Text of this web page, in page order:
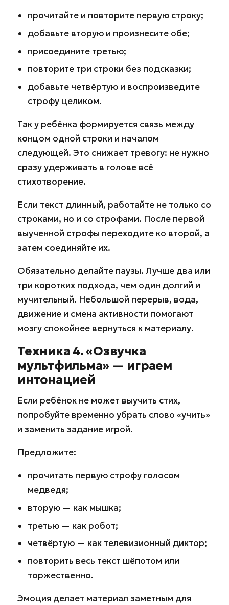
прочитайте и повторите первую строку;
добавьте вторую и произнесите обе;
присоедините третью;
повторите три строки без подсказки;
добавьте четвёртую и воспроизведите
строфу целиком.
Так у ребёнка формируется связь между
концом одной строки и началом
следующей. Это снижает тревогу: не нужно
сразу удерживать в голове всё
стихотворение.
Если текст длинный, работайте не только со
строками, но и со строфами. После первой
выученной строфы переходите ко второй, а
затем соединяйте их.
Обязательно делайте паузы. Лучше два или
три коротких подхода, чем один долгий и
мучительный. Небольшой перерыв, вода,
движение и смена активности помогают
мозгу спокойнее вернуться к материалу.
Техника 4. «Озвучка
мультфильма» — играем
интонацией
Если ребёнок не может выучить стих,
попробуйте временно убрать слово «учить»
и заменить задание игрой.
Предложите:
прочитать первую строфу голосом
медведя;
вторую — как мышка;
третью — как робот;
четвёртую — как телевизионный диктор;
повторить весь текст шёпотом или
торжественно.
Эмоция делает материал заметным для